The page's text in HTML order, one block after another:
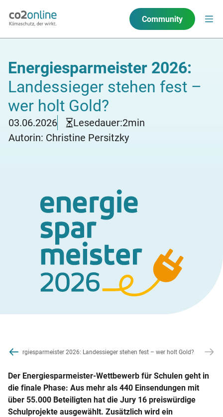
Community
Energiesparmeister 2026:
Landessieger stehen fest –
wer holt Gold?
03.06.2026 Lesedauer:2min
Autorin: Christine Persitzky
NewsEnergiesparmeister 2026: Landessieger stehen fest – wer holt Gold?
Der Energiesparmeister-Wettbewerb für Schulen geht in
die finale Phase: Aus mehr als 440 Einsendungen mit
über 55.000 Beteiligten hat die Jury 16 preiswürdige
Schulprojekte ausgewählt. Zusätzlich wird ein